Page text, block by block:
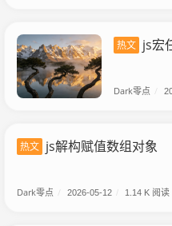
热文 js宏
Dark零点
热文 js解构赋值数组对象
Dark零点 2026-05-12 1.14 K 阅读